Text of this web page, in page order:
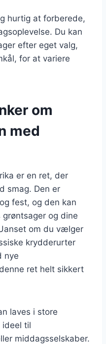
hurtig at forberede,
Du kan
efter eget valg,
for at variere
om
med
er en ret, der
smag. Den er
fest, og den kan
og dine
om du vælger
krydderurter
nye
ret helt sikkert
laves i store
ideel til
middagsselskaber.